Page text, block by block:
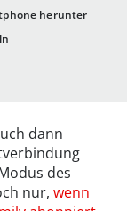
herunter
dann
des
nur, wenn